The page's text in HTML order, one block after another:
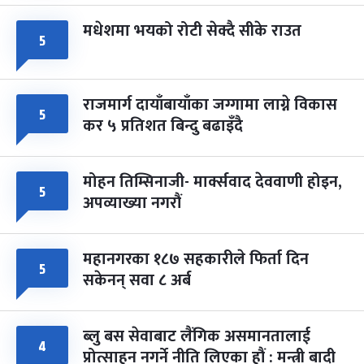
५ मधेशमा भयको रोटी सेक्दै सीके राउत
५ राजमार्ग दायाँबायाँका जग्गामा लाग्ने विकास
कर ५ प्रतिशत बिन्दु बढाइँदै
५ मोहन तिम्सिनाजी- मार्क्सवाद देववाणी होइन,
अपव्याख्या नगरौं
५ महानगरका १८७ सहकारीले फिर्ता दिन
सकेनन् सवा ८ अर्ब
४ ब्लु बस सेवाबाट लैंगिक असमानतालाई
प्रोत्साहन नगर्ने नीति लिएका हौं : मन्त्री बादी